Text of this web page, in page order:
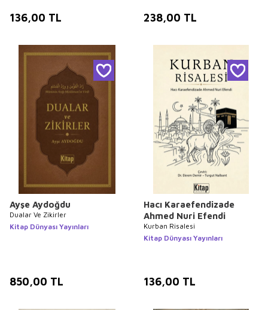
136,00 TL 238,00 TL
Ayşe Aydoğdu
Dualar Ve Zikirler
Kitap Dünyası Yayınları
850,00 TL
Hacı Karaefendizade
Ahmed Nuri Efendi
Kurban Risalesi
Kitap Dünyası Yayınları
136,00 TL